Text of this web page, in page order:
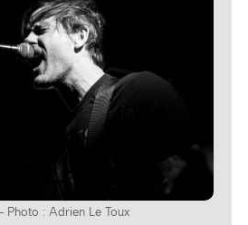
Photo : Adrien Le Toux